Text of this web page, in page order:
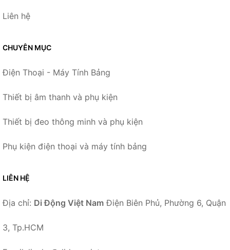
Liên hệ
CHUYÊN MỤC
Điện Thoại - Máy Tính Bảng
Thiết bị âm thanh và phụ kiện
Thiết bị đeo thông minh và phụ kiện
Phụ kiện điện thoại và máy tính bảng
LIÊN HỆ
Địa chỉ: Di Động Việt Nam Điện Biên Phủ, Phường 6, Quận
3, Tp.HCM